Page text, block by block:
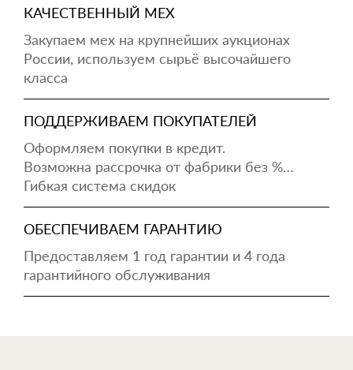
КАЧЕСТВЕННЫЙ МЕХ
Закупаем мех на крупнейших аукционах
России, используем сырьё высочайшего
класса
ПОДДЕРЖИВАЕМ ПОКУПАТЕЛЕЙ
Оформляем покупки в кредит.
Возможна рассрочка от фабрики без %…
Гибкая система скидок
ОБЕСПЕЧИВАЕМ ГАРАНТИЮ
Предоставляем 1 год гарантии и 4 года
гарантийного обслуживания